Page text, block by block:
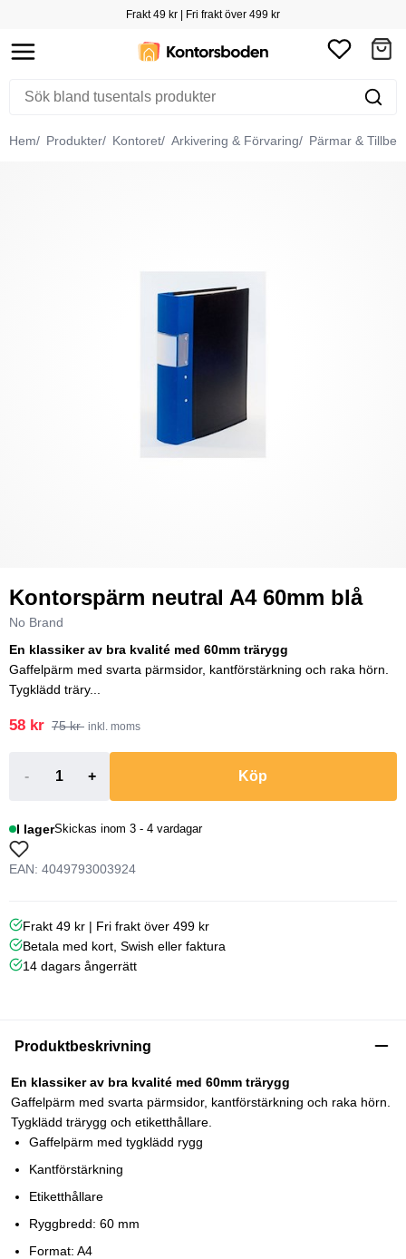
Frakt 49 kr | Fri frakt över 499 kr
Hem Produkter Kontoret Arkivering & Förvaring Pärmar &
Kontorspärm neutral A4 60mm blå
No Brand
En klassiker av bra kvalité med 60mm trärygg
Gaffelpärm med svarta pärmsidor, kantförstärkning och raka hörn.
Tygklädd träry...
58 kr 75 kr inkl. moms
- + Köp
I lagerSkickas inom 3 - 4 vardagar
EAN: 4049793003924
Frakt 49 kr | Fri frakt över 499 kr
Betala med kort, Swish eller faktura
14 dagars ångerrätt
Produktbeskrivning
En klassiker av bra kvalité med 60mm trärygg
Gaffelpärm med svarta pärmsidor, kantförstärkning och raka hörn.
Tygklädd trärygg och etiketthållare.
Gaffelpärm med tygklädd rygg
Kantförstärkning
Etiketthållare
Ryggbredd: 60 mm
Format: A4